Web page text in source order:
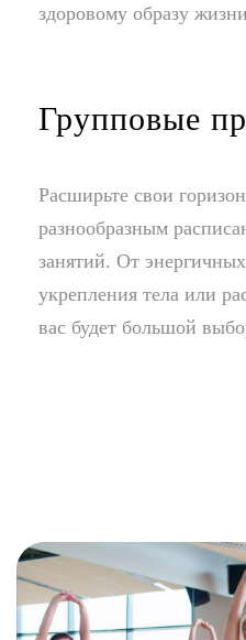
здоровому образу
Групповые
Расширьте свои
разнообразным
занятий. От
укрепления тела или
вас будет большой